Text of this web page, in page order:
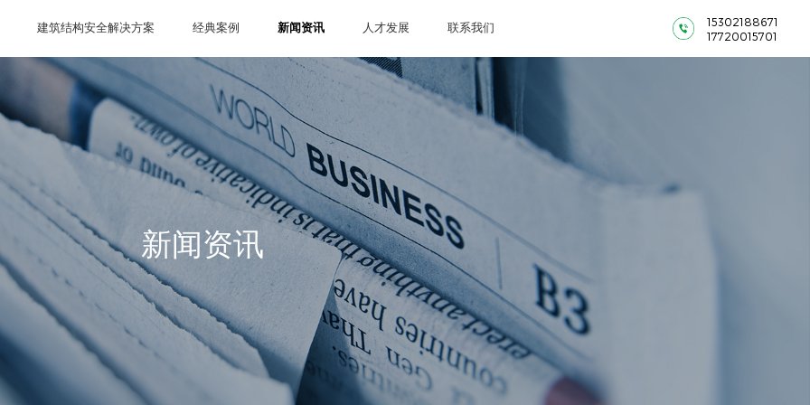
建筑结构安全解决方案 经典案例 新闻资讯 人才发展 联系我们
15302188671
17720015701
新闻资讯